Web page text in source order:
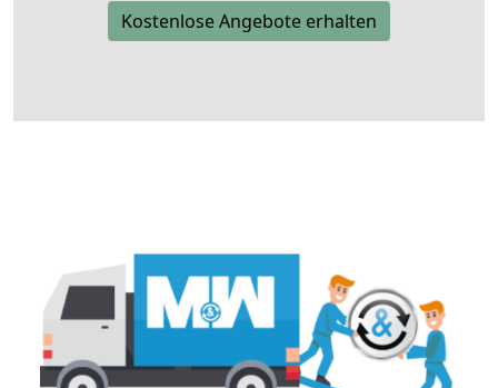
Kostenlose Angebote erhalten